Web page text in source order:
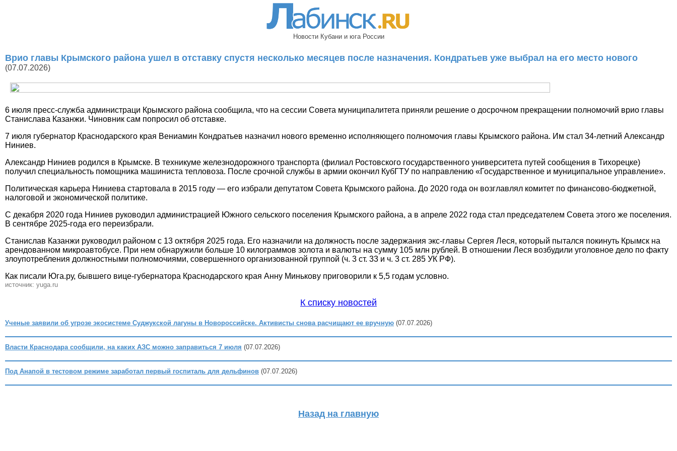
Новости Кубани и юга России
Врио главы Крымского района ушел в отставку спустя несколько месяцев после назначения. Кондратьев уже выбрал на его место нового
(07.07.2026)
6 июля пресс-служба администраци Крымского района сообщила, что на сессии Совета муниципалитета приняли решение о досрочном прекращении полномочий врио главы
Станислава Казанжи. Чиновник сам попросил об отставке.
7 июля губернатор Краснодарского края Вениамин Кондратьев назначил нового временно исполняющего полномочия главы Крымского района. Им стал 34-летний Александр
Ниниев.
Александр Ниниев родился в Крымске. В техникуме железнодорожного транспорта (филиал Ростовского государственного университета путей сообщения в Тихорецке)
получил специальность помощника машиниста тепловоза. После срочной службы в армии окончил КубГТУ по направлению «Государственное и муниципальное управление».
Политическая карьера Ниниева стартовала в 2015 году — его избрали депутатом Совета Крымского района. До 2020 года он возглавлял комитет по финансово-бюджетной,
налоговой и экономической политике.
С декабря 2020 года Ниниев руководил администрацией Южного сельского поселения Крымского района, а в апреле 2022 года стал председателем Совета этого же поселения.
В сентябре 2025-года его переизбрали.
Станислав Казанжи руководил районом с 13 октября 2025 года. Его назначили на должность после задержания экс-главы Сергея Леся, который пытался покинуть Крымск на
арендованном микроавтобусе. При нем обнаружили больше 10 килограммов золота и валюты на сумму 105 млн рублей. В отношении Леся возбудили уголовное дело по факту
злоупотребления должностными полномочиями, совершенного организованной группой (ч. 3 ст. 33 и ч. 3 ст. 285 УК РФ).
Как писали Юга.ру, бывшего вице-губернатора Краснодарского края Анну Минькову приговорили к 5,5 годам условно.
источник: yuga.ru
К списку новостей
Ученые заявили об угрозе экосистеме Суджукской лагуны в Новороссийске. Активисты снова расчищают ее вручную (07.07.2026)
Власти Краснодара сообщили, на каких АЗС можно заправиться 7 июля (07.07.2026)
Под Анапой в тестовом режиме заработал первый госпиталь для дельфинов (07.07.2026)
Назад на главную